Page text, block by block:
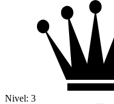
Nivel: 3